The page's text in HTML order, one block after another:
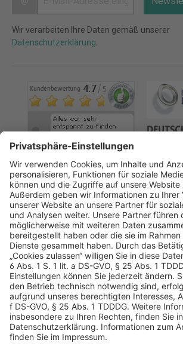
Wir verarbeiten Ihre Daten gemäß unserer
Datenschutzerklärung
AGB Datenschutz
Sicherheitshinweis